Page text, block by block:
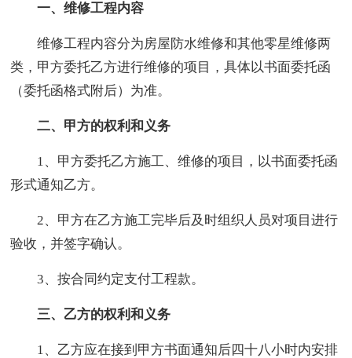
一、维修工程内容
维修工程内容分为房屋防水维修和其他零星维修两
类，甲方委托乙方进行维修的项目，具体以书面委托函
（委托函格式附后）为准。
二、甲方的权利和义务
1、甲方委托乙方施工、维修的项目，以书面委托函
形式通知乙方。
2、甲方在乙方施工完毕后及时组织人员对项目进行
验收，并签字确认。
3、按合同约定支付工程款。
三、乙方的权利和义务
1、乙方应在接到甲方书面通知后四十八小时内安排